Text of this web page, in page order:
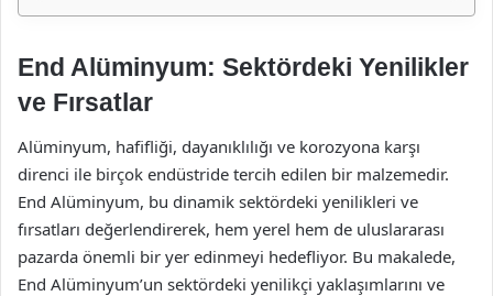
End Alüminyum: Sektördeki Yenilikler
ve Fırsatlar
Alüminyum, hafifliği, dayanıklılığı ve korozyona karşı
direnci ile birçok endüstride tercih edilen bir malzemedir.
End Alüminyum, bu dinamik sektördeki yenilikleri ve
fırsatları değerlendirerek, hem yerel hem de uluslararası
pazarda önemli bir yer edinmeyi hedefliyor. Bu makalede,
End Alüminyum’un sektördeki yenilikçi yaklaşımlarını ve